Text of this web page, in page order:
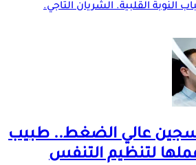
النوبة القلبية. الشريان التاجي.
عالي الضغط.. طبيب
لتنظيم التنفس